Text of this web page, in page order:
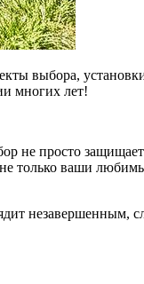
выбора,
многих лет!
не просто
только ваши
незавершенным,